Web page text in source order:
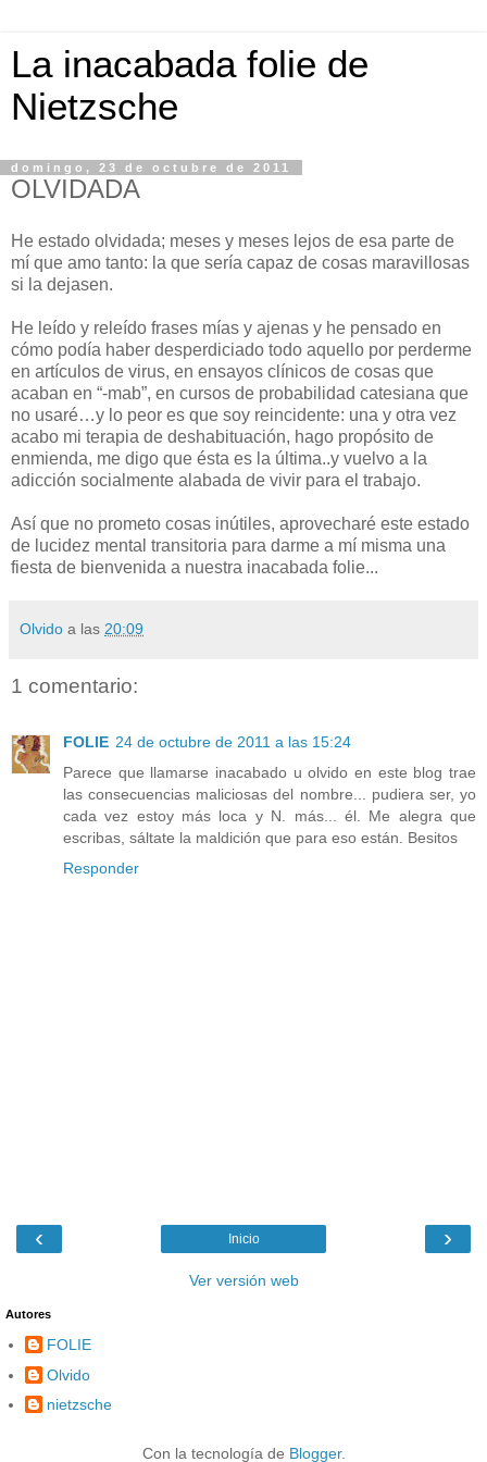
La inacabada folie de
Nietzsche
domingo, 23 de octubre de 2011
OLVIDADA
He estado olvidada; meses y meses lejos de esa parte de
mí que amo tanto: la que sería capaz de cosas maravillosas
si la dejasen.
He leído y releído frases mías y ajenas y he pensado en
cómo podía haber desperdiciado todo aquello por perderme
en artículos de virus, en ensayos clínicos de cosas que
acaban en “-mab”, en cursos de probabilidad catesiana que
no usaré…y lo peor es que soy reincidente: una y otra vez
acabo mi terapia de deshabituación, hago propósito de
enmienda, me digo que ésta es la última..y vuelvo a la
adicción socialmente alabada de vivir para el trabajo.
Así que no prometo cosas inútiles, aprovecharé este estado
de lucidez mental transitoria para darme a mí misma una
fiesta de bienvenida a nuestra inacabada folie...
Olvido a las 20:09
1 comentario:
FOLIE 24 de octubre de 2011 a las 15:24
Parece que llamarse inacabado u olvido en este blog trae
las consecuencias maliciosas del nombre... pudiera ser, yo
cada vez estoy más loca y N. más... él. Me alegra que
escribas, sáltate la maldición que para eso están. Besitos
Responder
‹ ›
Inicio
Ver versión web
Autores
FOLIE
Olvido
nietzsche
Con la tecnología de Blogger.